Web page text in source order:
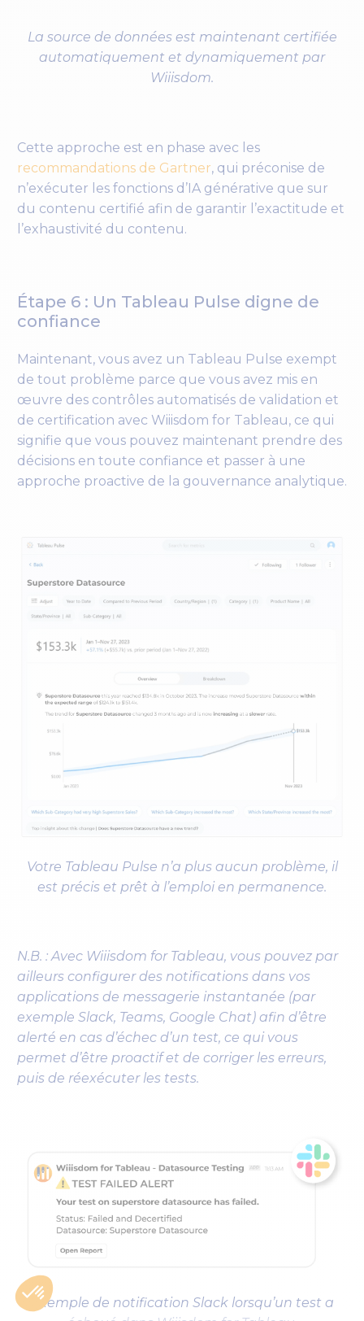
La source de données est maintenant certifiée
automatiquement et dynamiquement par
Wiiisdom.
Cette approche est en phase avec les
recommandations de Gartner, qui préconise de
n’exécuter les fonctions d’IA générative que sur
du contenu certifié afin de garantir l’exactitude et
l’exhaustivité du contenu.
Étape 6 : Un Tableau Pulse digne de
confiance
Maintenant, vous avez un Tableau Pulse exempt
de tout problème parce que vous avez mis en
œuvre des contrôles automatisés de validation et
de certification avec Wiiisdom for Tableau, ce qui
signifie que vous pouvez maintenant prendre des
décisions en toute confiance et passer à une
approche proactive de la gouvernance analytique.
Votre Tableau Pulse n’a plus aucun problème, il
est précis et prêt à l’emploi en permanence.
N.B. : Avec Wiiisdom for Tableau, vous pouvez par
ailleurs configurer des notifications dans vos
applications de messagerie instantanée (par
exemple Slack, Teams, Google Chat) afin d’être
alerté en cas d’échec d’un test, ce qui vous
permet d’être proactif et de corriger les erreurs,
puis de réexécuter les tests.
Exemple de notification Slack lorsqu’un test a